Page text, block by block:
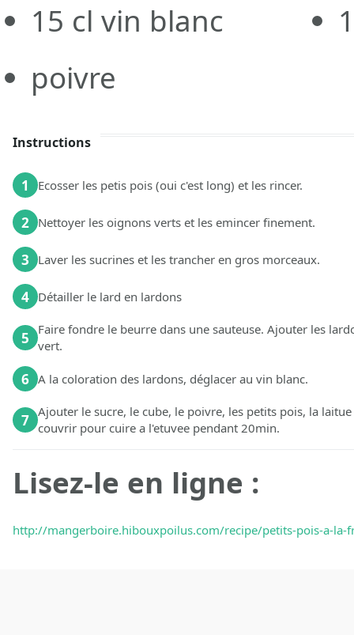
15 cl vin blanc
poivre
Instructions
1 Ecosser les petis pois (oui c'est long) et les rincer.
2 Nettoyer les oignons verts et les emincer finement.
3 Laver les sucrines et les trancher en gros morceaux.
4 Détailler le lard en lardons
5
Faire fondre le beurre dans une sauteuse. Ajouter les
vert.
6 A la coloration des lardons, déglacer au vin blanc.
7 Ajouter le sucre, le cube, le poivre, les petits pois, la
couvrir pour cuire a l'etuvee pendant 20min.
Lisez-le en ligne :
http://mangerboire.hibouxpoilus.com/recipe/petits-pois-a-la-